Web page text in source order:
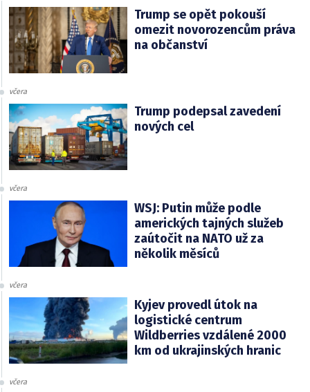
Trump se opět pokouší
omezit novorozencům práva
na občanství
včera
Trump podepsal zavedení
nových cel
včera
WSJ: Putin může podle
amerických tajných služeb
zaútočit na NATO už za
několik měsíců
včera
Kyjev provedl útok na
logistické centrum
Wildberries vzdálené 2000
km od ukrajinských hranic
včera